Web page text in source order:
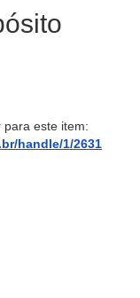
para este item:
handle/1/2631